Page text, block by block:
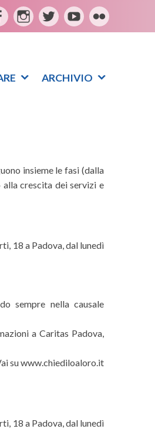
F
b
I
T
t
Y
u
F
ARCHIVIO
insieme le fasi (dalla
crescita dei servizi e
18 a Padova, dal lunedì
sempre nella causale
a Caritas Padova,
su www.chiediloaloro.it
18 a Padova, dal lunedì